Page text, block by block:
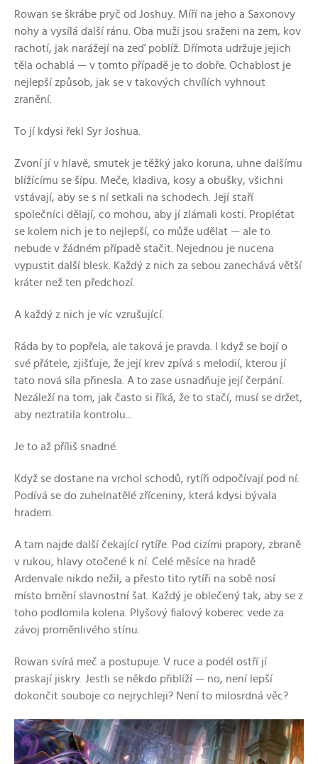
Rowan se škrábe pryč od Joshuy. Míří na jeho a Saxonovy
nohy a vysílá další ránu. Oba muži jsou sraženi na zem, kov
rachotí, jak narážejí na zeď poblíž. Dřímota udržuje jejich
těla ochablá — v tomto případě je to dobře. Ochablost je
nejlepší způsob, jak se v takových chvílích vyhnout
zranění.
To jí kdysi řekl Syr Joshua.
Zvoní jí v hlavě, smutek je těžký jako koruna, uhne dalšímu
blížícímu se šípu. Meče, kladiva, kosy a obušky, všichni
vstávají, aby se s ní setkali na schodech. Její staří
společníci dělají, co mohou, aby jí zlámali kosti. Proplétat
se kolem nich je to nejlepší, co může udělat — ale to
nebude v žádném případě stačit. Nejednou je nucena
vypustit další blesk. Každý z nich za sebou zanechává větší
kráter než ten předchozí.
A každý z nich je víc vzrušující.
Ráda by to popřela, ale taková je pravda. I když se bojí o
své přátele, zjišťuje, že její krev zpívá s melodií, kterou jí
tato nová síla přinesla. A to zase usnadňuje její čerpání.
Nezáleží na tom, jak často si říká, že to stačí, musí se držet,
aby neztratila kontrolu...
Je to až příliš snadné.
Když se dostane na vrchol schodů, rytíři odpočívají pod ní.
Podívá se do zuhelnatělé zříceniny, která kdysi bývala
hradem.
A tam najde další čekající rytíře. Pod cizími prapory, zbraně
v rukou, hlavy otočené k ní. Celé měsíce na hradě
Ardenvale nikdo nežil, a přesto tito rytíři na sobě nosí
místo brnění slavnostní šat. Každý je oblečený tak, aby se z
toho podlomila kolena. Plyšový fialový koberec vede za
závoj proměnlivého stínu.
Rowan svírá meč a postupuje. V ruce a podél ostří jí
praskají jiskry. Jestli se někdo přiblíží — no, není lepší
dokončit souboje co nejrychleji? Není to milosrdná věc?